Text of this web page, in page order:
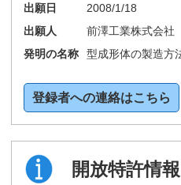
出願日
2008/1/18
出願人
前澤工業株式会社
発明の名称
型成形体の製造方
登録者への連絡はこちら
開放特許情報